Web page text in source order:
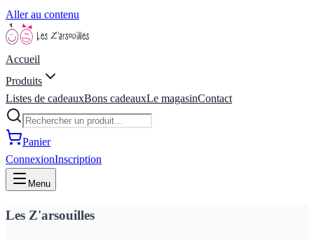
Aller au contenu
Accueil
Produits
Listes de cadeauxBons cadeauxLe magasinContact
Panier
ConnexionInscription
Menu
Les Z'arsouilles